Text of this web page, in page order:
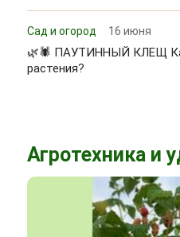
Сад и огород 16 июня
🌿🕷 ПАУТИННЫЙ КЛЕЩ
растения?
Агротехника и